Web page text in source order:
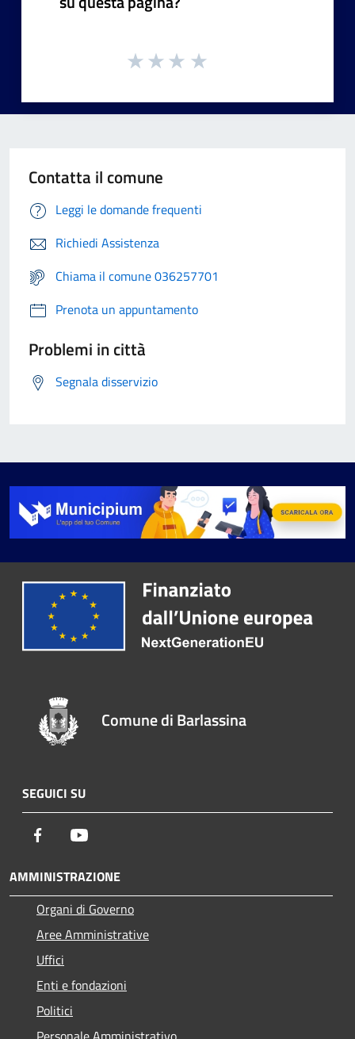
Contatta il comune
Leggi le domande frequenti
Richiedi Assistenza
Chiama il comune 036257701
Prenota un appuntamento
Problemi in città
Segnala disservizio
Comune di Barlassina
SEGUICI SU
Facebook
AMMINISTRAZIONE
Organi di Governo
Aree Amministrative
Uffici
Enti e fondazioni
Politici